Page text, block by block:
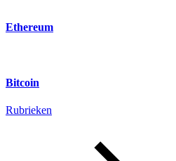
Ethereum
Bitcoin
Rubrieken